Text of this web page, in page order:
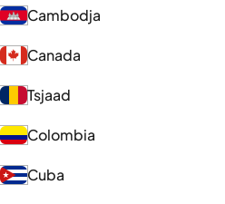
Cambodja
Canada
Tsjaad
Colombia
Cuba